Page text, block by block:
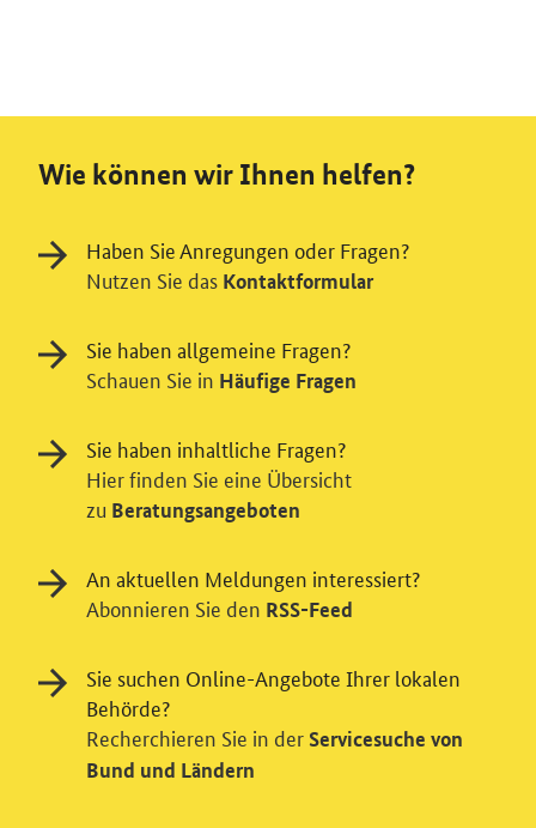
Einwilligung in Tracking und / oder
Wir bitten Sie an dieser Stelle um Ihre Einwilligung für
verschiedene Zusatzdienste unserer Webseite: Wir
datenschutzfreundlicher Statistiken verstehen, um
unsere Öffentlichkeitsarbeit zu verbessern. Zusätzlich
können Sie in die Nutzung eines Videodienstes
einwilligen. Nähere Informationen zu allen Diensten
Wie können wir Ihnen helfen?
Haben Sie Anregungen oder Fragen?
Nutzen Sie das Kontaktformular
Sie haben allgemeine Fragen?
Schauen Sie in Häufige Fragen
Sie haben inhaltliche Fragen?
Hier finden Sie eine Übersicht
zu Beratungsangeboten
An aktuellen Meldungen interessiert?
Abonnieren Sie den RSS-Feed
Sie suchen Online-Angebote Ihrer lokalen
Behörde?
Recherchieren Sie in der Servicesuche von
Bund und Ländern